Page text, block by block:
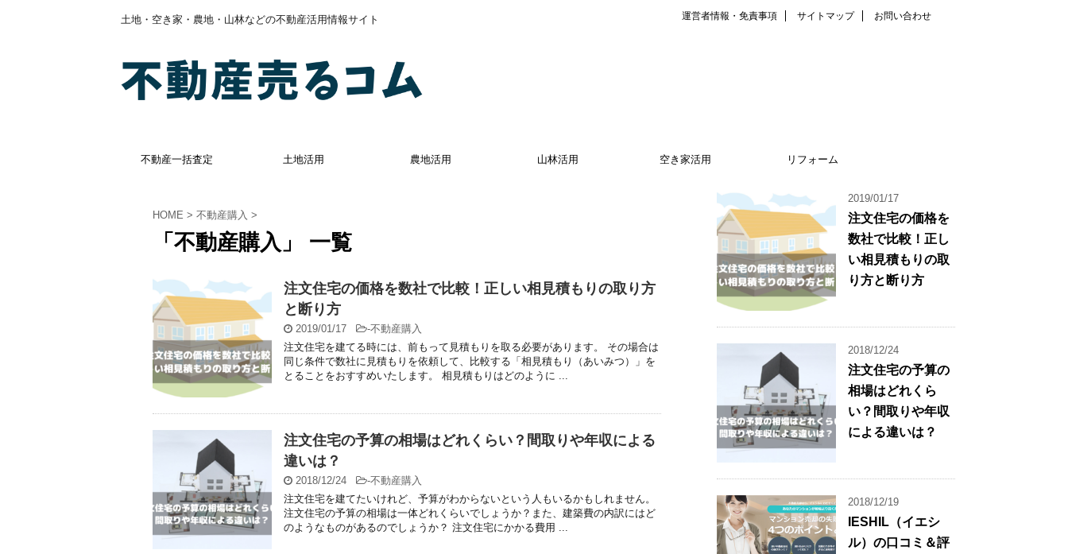
土地・空き家・農地・山林などの不動産活用情報サイト 運営者情報・免責事項 サイトマップ お問い合わせ
不動産一括査定 土地活用 農地活用 山林活用 空き家活用 リフォーム
HOME > 不動産購入 >
「不動産購入」 一覧
注文住宅の価格を数社で比較！正しい相見積もりの取り方
と断り方
2019/01/17 -不動産購入
注文住宅を建てる時には、前もって見積もりを取る必要があります。 その場合は
同じ条件で数社に見積もりを依頼して、比較する「相見積もり（あいみつ）」を
とることをおすすめいたします。 相見積もりはどのように ...
注文住宅の予算の相場はどれくらい？間取りや年収による
違いは？
2018/12/24 -不動産購入
注文住宅を建てたいけれど、予算がわからないという人もいるかもしれません。
注文住宅の予算の相場は一体どれくらいでしょうか？また、建築費の内訳にはど
のようなものがあるのでしょうか？ 注文住宅にかかる費用 ...
2019/01/17
注文住宅の価格を
数社で比較！正し
い相見積もりの取
り方と断り方
2018/12/24
注文住宅の予算の
相場はどれくら
い？間取りや年収
による違いは？
2018/12/19
IESHIL（イエシ
ル）の口コミ＆評